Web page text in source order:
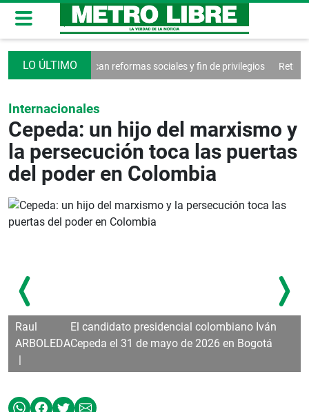
Propuestas buscan reformas sociales y fin de privilegios Retraso de
Internacionales
Cepeda: un hijo del marxismo y
la persecución toca las puertas
del poder en Colombia
El candidato presidencial colombiano Iván
Cepeda el 31 de mayo de 2026 en Bogotá
Raul
ARBOLEDA